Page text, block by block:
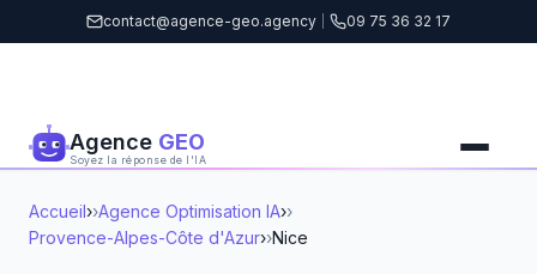
contact@agence-geo.agency 09 75 36 32 17
Agence GEO
Soyez la réponse de l'IA
Accueil› Agence Optimisation IA›
Provence-Alpes-Côte d'Azur› Nice